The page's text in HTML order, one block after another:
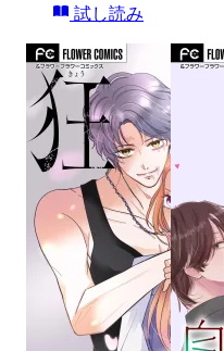
試し読み